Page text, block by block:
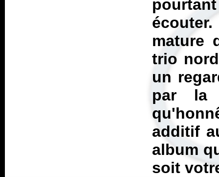
mature
trio
un
par la
additif
album
soit